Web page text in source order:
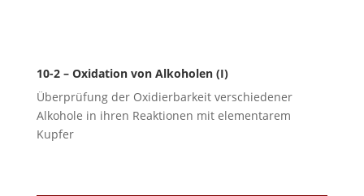
10-2 – Oxidation von Alkoholen (I)
Überprüfung der Oxidierbarkeit verschiedener
Alkohole in ihren Reaktionen mit elementarem
Kupfer